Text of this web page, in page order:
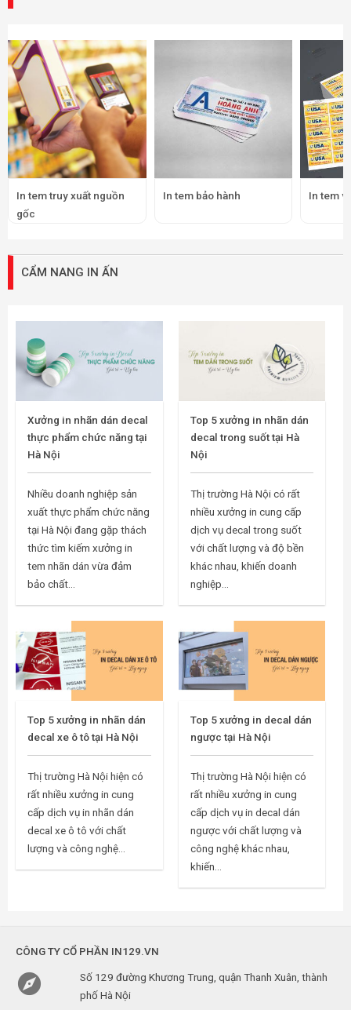
In tem truy xuất nguồn
gốc
In tem bảo hành In tem
CẨM NANG IN ẤN
Xưởng in nhãn dán decal
thực phẩm chức năng tại
Hà Nội
Nhiều doanh nghiệp sản
xuất thực phẩm chức năng
tại Hà Nội đang gặp thách
thức tìm kiếm xưởng in
tem nhãn dán vừa đảm
bảo chất...
Top 5 xưởng in nhãn dán
decal trong suốt tại Hà
Nội
Thị trường Hà Nội có rất
nhiều xưởng in cung cấp
dịch vụ decal trong suốt
với chất lượng và độ bền
khác nhau, khiến doanh
nghiệp...
Top 5 xưởng in nhãn dán
decal xe ô tô tại Hà Nội
Thị trường Hà Nội hiện có
rất nhiều xưởng in cung
cấp dịch vụ in nhãn dán
decal xe ô tô với chất
lượng và công nghệ...
Top 5 xưởng in decal dán
ngược tại Hà Nội
Thị trường Hà Nội hiện có
rất nhiều xưởng in cung
cấp dịch vụ in decal dán
ngược với chất lượng và
công nghệ khác nhau,
khiến...
CÔNG TY CỔ PHẦN IN129.VN

Số 129 đường Khương Trung, quận Thanh Xuân, thành
phố Hà Nội